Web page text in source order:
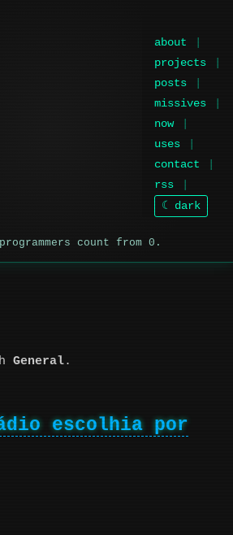
about
projects
posts
missives
now
uses
contact
rss
☾ dark
count from 0.
General.
escolhia por